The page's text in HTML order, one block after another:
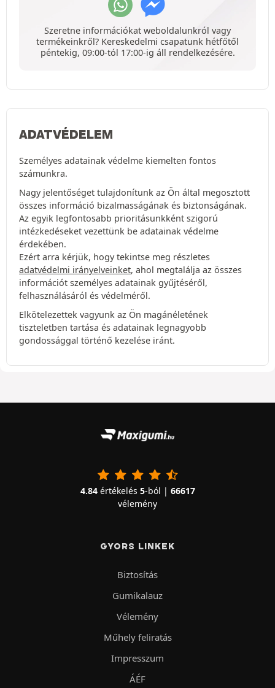
Szeretne információkat weboldalunkról vagy
termékeinkről? Kereskedelmi csapatunk hétfőtől
péntekig, 09:00-tól 17:00-ig áll rendelkezésére.
ADATVÉDELEM
Személyes adatainak védelme kiemelten fontos
számunkra.
Nagy jelentőséget tulajdonítunk az Ön által megosztott
összes információ bizalmasságának és biztonságának.
Az egyik legfontosabb prioritásunkként szigorú
intézkedéseket vezettünk be adatainak védelme
érdekében.
Ezért arra kérjük, hogy tekintse meg részletes
adatvédelmi irányelveinket, ahol megtalálja az összes
információt személyes adatainak gyűjtéséről,
felhasználásáról és védelméről.
Elkötelezettek vagyunk az Ön magánéletének
tiszteletben tartása és adatainak legnagyobb
gondossággal történő kezelése iránt.
4.84értékelés 5-ból | 66617
vélemény
GYORS LINKEK
Biztosítás
Gumikalauz
Vélemény
Műhely feliratás
Impresszum
ÁÉF